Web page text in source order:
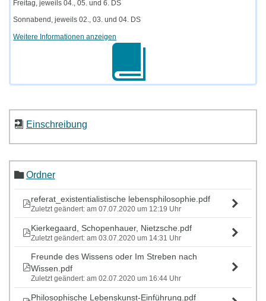
Freitag, jeweils 04., 05. und 6. DS
Sonnabend, jeweils 02., 03. und 04. DS
Weitere Informationen anzeigen
Einschreibung
Ordner
referat_existentialistische lebensphilosophie.pdf
Zuletzt geändert: am 07.07.2020 um 12:19 Uhr
Kierkegaard, Schopenhauer, Nietzsche.pdf
Zuletzt geändert: am 03.07.2020 um 14:31 Uhr
Freunde des Wissens oder Im Streben nach
Wissen.pdf
Zuletzt geändert: am 02.07.2020 um 16:44 Uhr
Philosophische Lebenskunst-Einführung.pdf